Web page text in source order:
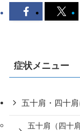
症状メニュー
五十肩・四十
五十肩（四十